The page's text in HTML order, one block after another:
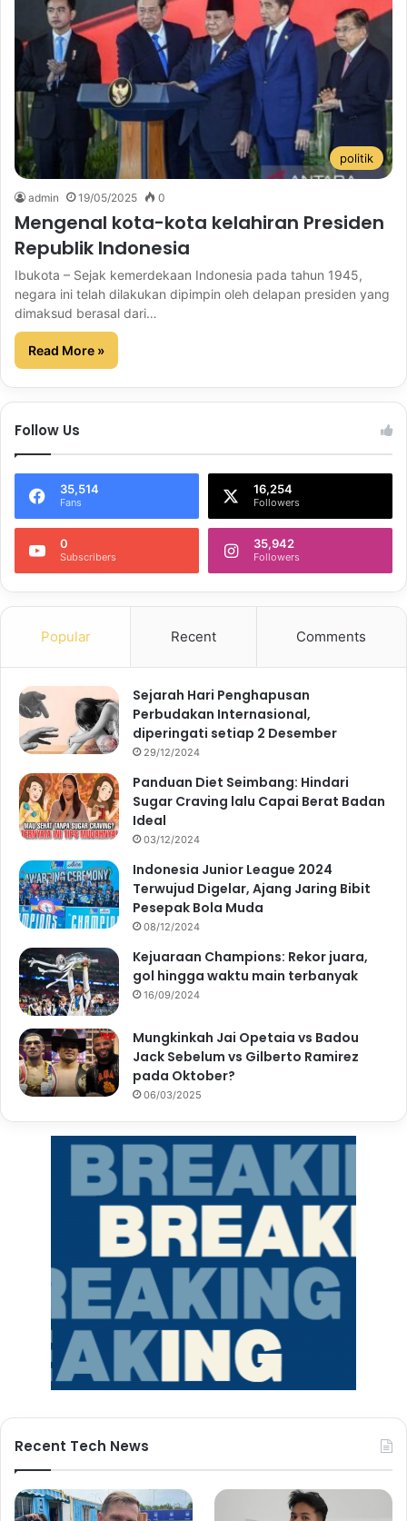
politik
admin 19/05/2025 0
Mengenal kota-kota kelahiran Presiden
Republik Indonesia
Ibukota – Sejak kemerdekaan Indonesia pada tahun 1945,
negara ini telah dilakukan dipimpin oleh delapan presiden yang
dimaksud berasal dari…
Read More »
Follow Us
35,514
Fans
16,254
Followers
0
Subscribers
35,942
Followers
Popular Recent Comments
Sejarah Hari Penghapusan
Perbudakan Internasional,
diperingati setiap 2 Desember
29/12/2024
Panduan Diet Seimbang: Hindari
Sugar Craving lalu Capai Berat Badan
Ideal
03/12/2024
Indonesia Junior League 2024
Terwujud Digelar, Ajang Jaring Bibit
Pesepak Bola Muda
08/12/2024
Kejuaraan Champions: Rekor juara,
gol hingga waktu main terbanyak
16/09/2024
Mungkinkah Jai Opetaia vs Badou
Jack Sebelum vs Gilberto Ramirez
pada Oktober?
06/03/2025
Recent Tech News